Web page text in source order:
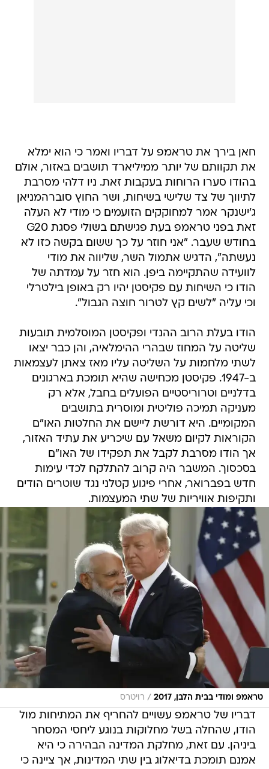
חאן בירך את טראמפ על דבריו ואמר כי הוא ימלא
את תקוותם של יותר ממיליארד תושבים באזור, אולם
בהודו סערו הרוחות בעקבות זאת. ניו דלהי מסרבת
לתיווך של צד שלישי בשיחות, ושר החוץ סוברהמניאן
ג'ישנקר אמר למחוקקים הזועמים כי מודי לא העלה
זאת בפני טראמפ בעת פגישתם בשולי פסגת G20
בחודש שעבר. "אני חוזר על כך ששום בקשה כזו לא
נעשתה", הדגיש אתמול השר, שליווה את מודי
לוועידה שהתקיימה ביפן. הוא חזר על עמדתה של
הודו כי השיחות עם פקיסטן יהיו רק באופן בילטרלי
וכי עליה "לשים קץ לטרור חוצה הגבול".
הודו בעלת הרוב ההנדי ופקיסטן המוסלמית תובעות
שליטה על המחוז שבהרי ההימלאיה, והן כבר יצאו
לשתי מלחמות על השליטה עליו מאז צאתן לעצמאות
ב-1947. פקיסטן מכחישה שהיא תומכת בארגונים
בדלניים וטרוריסטיים הפועלים בחבל, אלא רק
מעניקה תמיכה פוליטית ומוסרית בתושבים
המקומיים. היא דורשת ליישם את החלטות האו"ם
הקוראות לקיום משאל עם שיכריע את עתיד האזור,
אך הודו מסרבת לקבל את תפקידו של האו"ם
בסכסוך. המשבר היה קרוב להתלקח לכדי עימות
חדש בפברואר, אחרי פיגוע קטלני נגד שוטרים הודים
ותקיפות אוויריות של שתי המעצמות.
טראמפ ומודי בבית הלבן, 2017 / רויטרס
דבריו של טראמפ עשויים להחריף את המתיחות מול
הודו, שהחלה בשל מחלוקות בנוגע ליחסי המסחר
ביניהן. עם זאת, מחלקת המדינה הבהירה כי היא
אמנם תומכת בדיאלוג בין שתי המדינות, אך ציינה כי